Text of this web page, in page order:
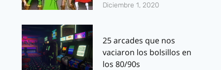
Diciembre 1, 2020
25 arcades que nos
vaciaron los bolsillos en
los 80/90s